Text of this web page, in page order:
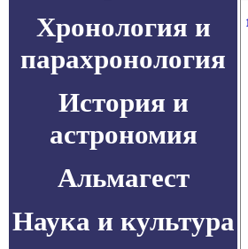
Хронология и
парахронология
История и
астрономия
Альмагест
Наука и культура